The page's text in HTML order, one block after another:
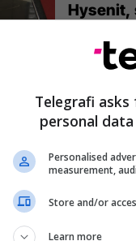
Hysenit,
(Video)
Spitalor
nga puna të
kërkuar 48
mori vendim
Naim
Telegrafi
personal
Personalised
measurement,
Store and/or
Learn more